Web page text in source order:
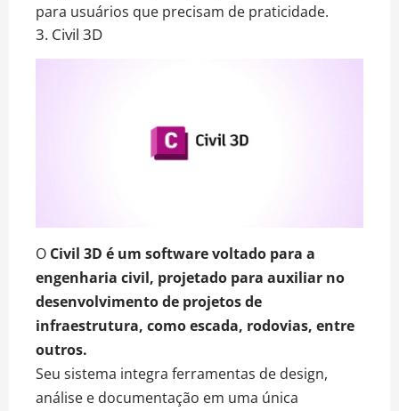
para usuários que precisam de praticidade.
3. Civil 3D
O Civil 3D é um software voltado para a
engenharia civil, projetado para auxiliar no
desenvolvimento de projetos de
infraestrutura, como escada, rodovias, entre
outros.
Seu sistema integra ferramentas de design,
análise e documentação em uma única